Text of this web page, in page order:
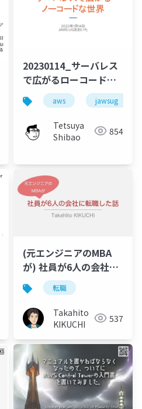
20230114_サーバレス
で広がるローコードな
世界_公開用
aws jawsug
Tetsuya
Shibao
854
fukuoka
(元エンジニアのMBA
が) 社員が6人の会社に
転職した話
(IPPP2022@2022.08.10
転職
Takahito
KIKUCHI
537